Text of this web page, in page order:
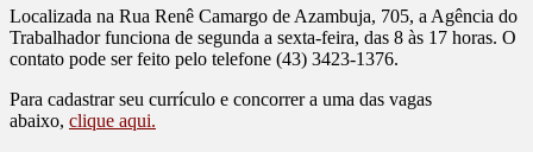
OFERTA
431
VAGAS
EMPREGO
PARA
Localizada na Rua Renê Camargo de Azambuja, 705, a Agência do
Trabalhador funciona de segunda a sexta-feira, das 8 às 17 horas. O
contato pode ser feito pelo telefone (43) 3423-1376.
Para cadastrar seu currículo e concorrer a uma das vagas
abaixo, clique aqui.